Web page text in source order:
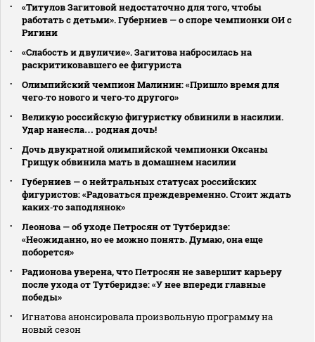
«Титулов Загитовой недостаточно для того, чтобы
работать с детьми». Губерниев — о споре чемпионки ОИ с
Ригини
«Слабость и двуличие». Загитова набросилась на
раскритиковавшего ее фигуриста
Олимпийский чемпион Малинин: «Пришло время для
чего‑то нового и чего‑то другого»
Великую российскую фигуристку обвинили в насилии.
Удар нанесла… родная дочь!
Дочь двукратной олимпийской чемпионки Оксаны
Грищук обвинила мать в домашнем насилии
Губерниев — о нейтральных статусах российских
фигуристов: «Радоваться преждевременно. Стоит ждать
каких‑то заподлянок»
Леонова — об уходе Петросян от Тутберидзе:
«Неожиданно, но ее можно понять. Думаю, она еще
поборется»
Радионова уверена, что Петросян не завершит карьеру
после ухода от Тутберидзе: «У нее впереди главные
победы»
Игнатова анонсировала произвольную программу на
новый сезон